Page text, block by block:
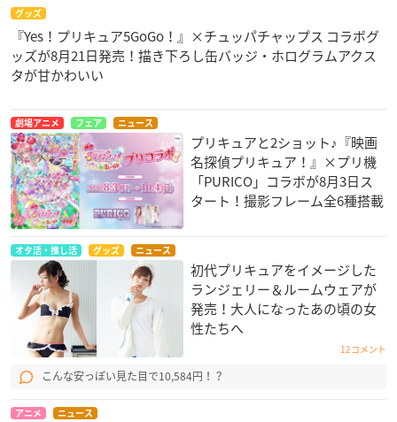
グッズ
『Yes！プリキュア5GoGo！』×チュッパチャップス コラボグ
ッズが8月21日発売！描き下ろし缶バッジ・ホログラムアクス
タが甘かわいい
劇場アニメ フェア ニュース
プリキュアと2ショット♪『映画
名探偵プリキュア！』×プリ機
「PURICO」コラボが8月3日ス
タート！撮影フレーム全6種搭載
オタ活・推し活 グッズ ニュース
初代プリキュアをイメージした
ランジェリー＆ルームウェアが
発売！大人になったあの頃の女
性たちへ
12コメント
こんな安っぽい見た目で10,584円！？
アニメ ニュース